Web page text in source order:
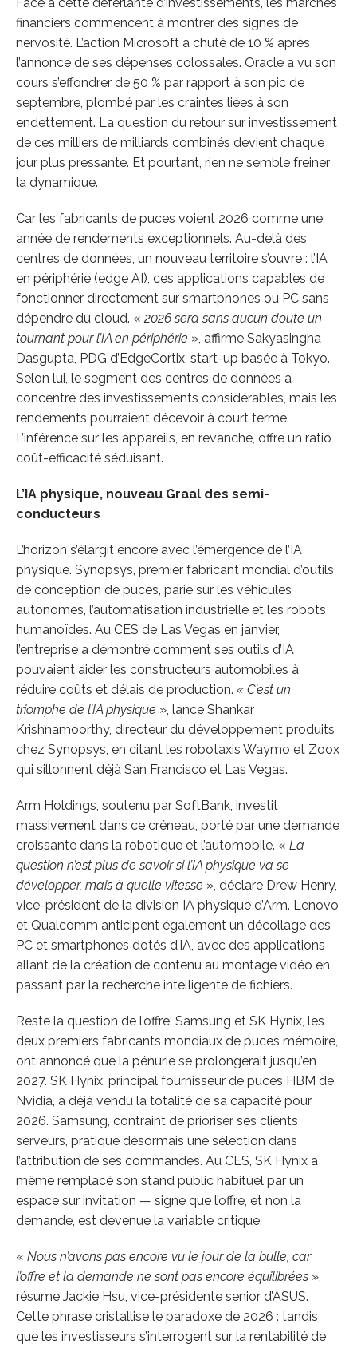
financiers commencent à montrer des signes de
nervosité. L’action Microsoft a chuté de 10 % après
l’annonce de ses dépenses colossales. Oracle a vu son
cours s’effondrer de 50 % par rapport à son pic de
septembre, plombé par les craintes liées à son
endettement. La question du retour sur investissement
de ces milliers de milliards combinés devient chaque
jour plus pressante. Et pourtant, rien ne semble freiner
la dynamique.
Car les fabricants de puces voient 2026 comme une
année de rendements exceptionnels. Au-delà des
centres de données, un nouveau territoire s’ouvre : l’IA
en périphérie (edge AI), ces applications capables de
fonctionner directement sur smartphones ou PC sans
dépendre du cloud. «2026 sera sans aucun doute un
tournant pour l’IA en périphérie », affirme Sakyasingha
Dasgupta, PDG d’EdgeCortix, start-up basée à Tokyo.
Selon lui, le segment des centres de données a
concentré des investissements considérables, mais les
rendements pourraient décevoir à court terme.
L’inférence sur les appareils, en revanche, offre un ratio
coût-efficacité séduisant.
L’IA physique, nouveau Graal des semi-
conducteurs
L’horizon s’élargit encore avec l’émergence de l’IA
physique. Synopsys, premier fabricant mondial d’outils
de conception de puces, parie sur les véhicules
autonomes, l’automatisation industrielle et les robots
humanoïdes. Au CES de Las Vegas en janvier,
l’entreprise a démontré comment ses outils d’IA
pouvaient aider les constructeurs automobiles à
réduire coûts et délais de production. « C’est un
triomphe de l’IA physique », lance Shankar
Krishnamoorthy, directeur du développement produits
chez Synopsys, en citant les robotaxis Waymo et Zoox
qui sillonnent déjà San Francisco et Las Vegas.
Arm Holdings, soutenu par SoftBank, investit
massivement dans ce créneau, porté par une demande
croissante dans la robotique et l’automobile. « La
question n’est plus de savoir si l’IA physique va se
développer, mais à quelle vitesse », déclare Drew Henry,
vice-président de la division IA physique d’Arm. Lenovo
et Qualcomm anticipent également un décollage des
PC et smartphones dotés d’IA, avec des applications
allant de la création de contenu au montage vidéo en
passant par la recherche intelligente de fichiers.
Reste la question de l’offre. Samsung et SK Hynix, les
deux premiers fabricants mondiaux de puces mémoire,
ont annoncé que la pénurie se prolongerait jusqu’en
2027. SK Hynix, principal fournisseur de puces HBM de
Nvidia, a déjà vendu la totalité de sa capacité pour
2026. Samsung, contraint de prioriser ses clients
serveurs, pratique désormais une sélection dans
l’attribution de ses commandes. Au CES, SK Hynix a
même remplacé son stand public habituel par un
espace sur invitation — signe que l’offre, et non la
demande, est devenue la variable critique.
« Nous n’avons pas encore vu le jour de la bulle, car
l’offre et la demande ne sont pas encore équilibrées »,
résume Jackie Hsu, vice-présidente senior d’ASUS.
Cette phrase cristallise le paradoxe de 2026 : tandis
que les investisseurs s’interrogent sur la rentabilité de